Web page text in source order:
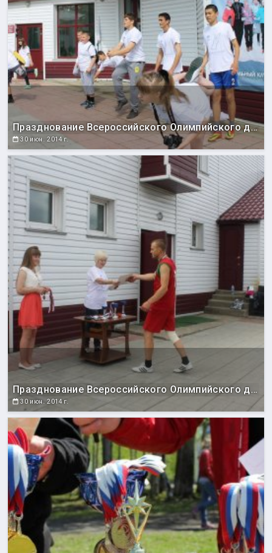
Празднование Всероссийского Олимпийского дня
30 июн. 2014 г.
Празднование Всероссийского Олимпийского дня
30 июн. 2014 г.